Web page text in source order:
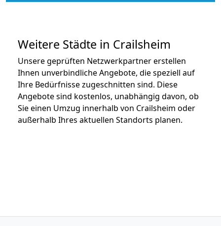
Weitere Städte in Crailsheim
Unsere geprüften Netzwerkpartner erstellen
Ihnen unverbindliche Angebote, die speziell auf
Ihre Bedürfnisse zugeschnitten sind. Diese
Angebote sind kostenlos, unabhängig davon, ob
Sie einen Umzug innerhalb von Crailsheim oder
außerhalb Ihres aktuellen Standorts planen.